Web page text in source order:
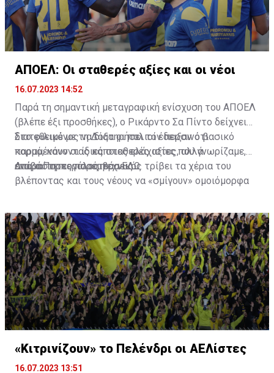
ΑΠΟΕΛ: Οι σταθερές αξίες και οι νέοι
16.07.2023 14:52
Παρά τη σημαντική μεταγραφική ενίσχυση του ΑΠΟΕΛ
(βλέπε έξι προσθήκες), ο Ρικάρντο Σα Πίντο δείχνει
διατεθειμένος να διατηρήσει τον περσινό βασικό
κορμό, κάνοντας κάποιες ελάχιστες, αλλά
απαραίτητες παρεμβάσεις.
Στο φιλικό με τη Δόξα οι παλιοί έδειξαν ότι
παραμένουν οι ίδιες σταθερές αξίες που γνωρίζαμε,
ενώ ο Πορτογάλος τεχνικός τρίβει τα χέρια του
βλέποντας και τους νέους να «σμίγουν» ομοιόμορφα
Διαβάστε περισσότεραΕΔΩ.
«Κιτρινίζουν» το Πελένδρι οι ΑΕΛίστες
16.07.2023 13:51